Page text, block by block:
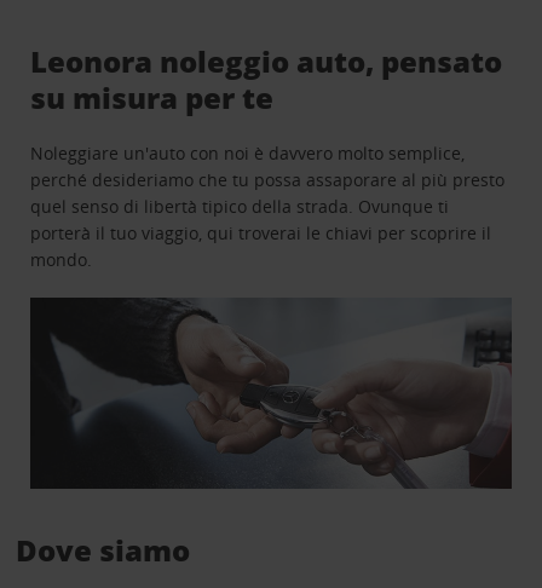
Leonora noleggio auto, pensato
su misura per te
Noleggiare un'auto con noi è davvero molto semplice,
perché desideriamo che tu possa assaporare al più presto
quel senso di libertà tipico della strada. Ovunque ti
porterà il tuo viaggio, qui troverai le chiavi per scoprire il
mondo.
Dove siamo